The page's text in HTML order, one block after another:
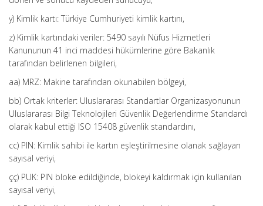
y) Kimlik kartı: Türkiye Cumhuriyeti kimlik kartını,
z) Kimlik kartındaki veriler: 5490 sayılı Nüfus Hizmetleri
Kanununun 41 inci maddesi hükümlerine göre Bakanlık
tarafından belirlenen bilgileri,
aa) MRZ: Makine tarafından okunabilen bölgeyi,
bb) Ortak kriterler: Uluslararası Standartlar Organizasyonunun
Uluslararası Bilgi Teknolojileri Güvenlik Değerlendirme Standardı
olarak kabul ettiği ISO 15408 güvenlik standardını,
cc) PIN: Kimlik sahibi ile kartın eşleştirilmesine olanak sağlayan
sayısal veriyi,
çç) PUK: PIN bloke edildiğinde, blokeyi kaldırmak için kullanılan
sayısal veriyi,